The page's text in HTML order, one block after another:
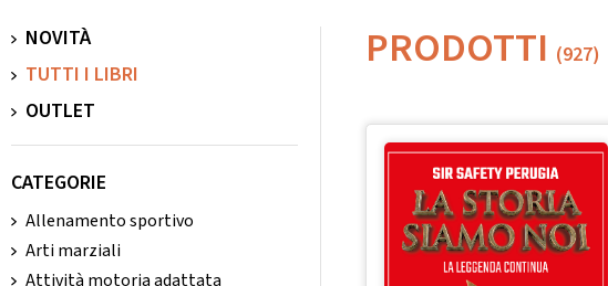
NOVITÀ
TUTTI I LIBRI
OUTLET
CATEGORIE
Allenamento sportivo
Arti marziali
Attività motoria adattata
PRODOTTI (927)